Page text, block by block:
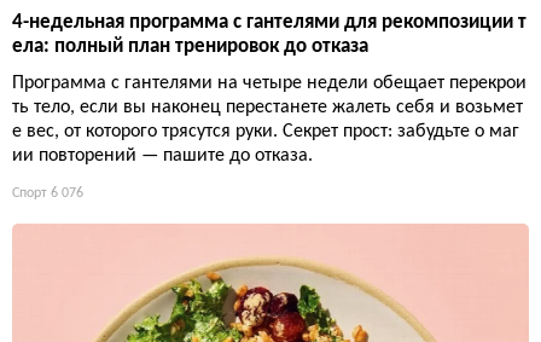
4-недельная программа с гантелями для рекомпозиции т
ела: полный план тренировок до отказа
Программа с гантелями на четыре недели обещает перекрои
ть тело, если вы наконец перестанете жалеть себя и возьмет
е вес, от которого трясутся руки. Секрет прост: забудьте о маг
ии повторений — пашите до отказа.
Спорт 6 076